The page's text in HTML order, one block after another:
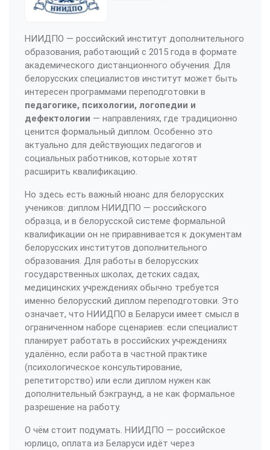
НИИДПО — российский институт дополнительного
образования, работающий с 2015 года в формате
академического дистанционного обучения. Для
белорусских специалистов институт может быть
интересен программами переподготовки в
педагогике, психологии, логопедии и
дефектологии — направлениях, где традиционно
ценится формальный диплом. Особенно это
актуально для действующих педагогов и
социальных работников, которые хотят
расширить квалификацию.
Но здесь есть важный нюанс для белорусских
учеников: диплом НИИДПО — российского
образца, и в белорусской системе формальной
квалификации он не приравнивается к документам
белорусских институтов дополнительного
образования. Для работы в белорусских
государственных школах, детских садах,
медицинских учреждениях обычно требуется
именно белорусский диплом переподготовки. Это
означает, что НИИДПО в Беларуси имеет смысл в
ограниченном наборе сценариев: если специалист
планирует работать в российских учреждениях
удалённо, если работа в частной практике
(психологическое консультирование,
репетиторство) или если диплом нужен как
дополнительный бэкграунд, а не как формальное
разрешение на работу.
О чём стоит подумать. НИИДПО — российское
юрлицо, оплата из Беларуси идёт через